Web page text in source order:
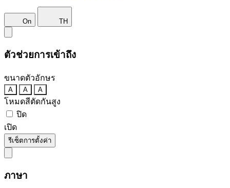
On TH
ตัวช่วยการเข้าถึง
ขนาดตัวอักษร
A A A
โหมดสีตัดกันสูง
ปิด
เปิด
รีเซ็ตการตั้งค่า
ภาษา